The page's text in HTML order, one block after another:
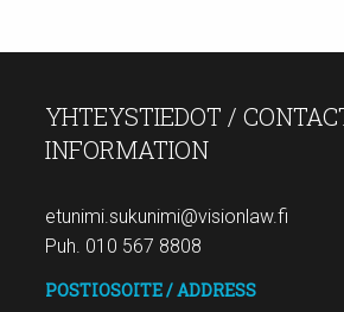
YHTEYSTIEDOT /
INFORMATION
etunimi.sukunimi@visionlaw.fi
Puh. 010 567 8808
POSTIOSOITE / ADDRESS